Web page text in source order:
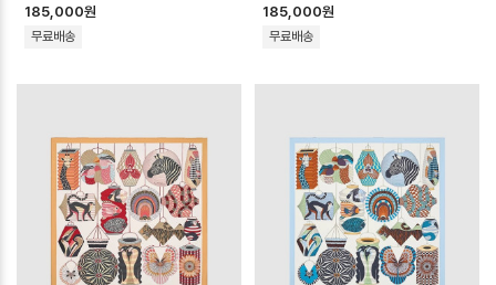
185,000원
무료배송
185,000원
무료배송